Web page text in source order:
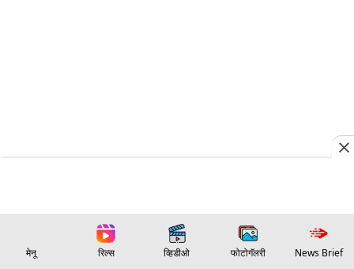
मेनू रिल्स व्हिडीओ फोटोगॅलरी News Brief